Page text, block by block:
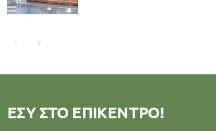
ΕΣΥ ΣΤΟ ΕΠΙΚΕΝΤΡΟ!